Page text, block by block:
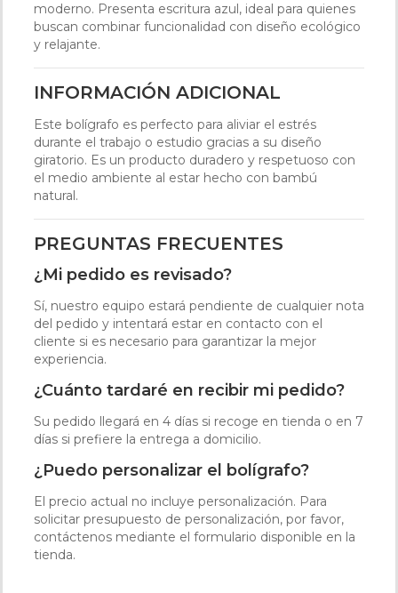
moderno. Presenta escritura azul, ideal para quienes
buscan combinar funcionalidad con diseño ecológico
y relajante.
INFORMACIÓN ADICIONAL
Este bolígrafo es perfecto para aliviar el estrés
durante el trabajo o estudio gracias a su diseño
giratorio. Es un producto duradero y respetuoso con
el medio ambiente al estar hecho con bambú
natural.
PREGUNTAS FRECUENTES
¿Mi pedido es revisado?
Sí, nuestro equipo estará pendiente de cualquier nota
del pedido y intentará estar en contacto con el
cliente si es necesario para garantizar la mejor
experiencia.
¿Cuánto tardaré en recibir mi pedido?
Su pedido llegará en 4 días si recoge en tienda o en 7
días si prefiere la entrega a domicilio.
¿Puedo personalizar el bolígrafo?
El precio actual no incluye personalización. Para
solicitar presupuesto de personalización, por favor,
contáctenos mediante el formulario disponible en la
tienda.